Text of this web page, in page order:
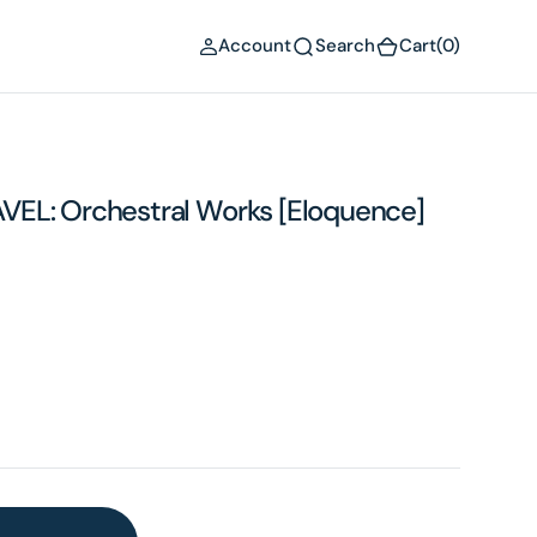
Account Search Cart(0)
Orchestral Works [Eloquence]